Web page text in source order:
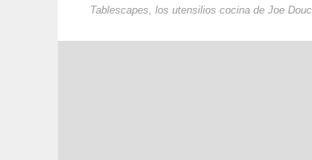
Tablescapes, los utensilios cocina de Joe